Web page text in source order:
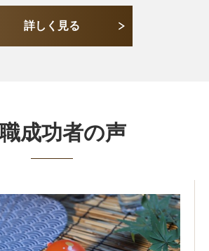
詳しく見る
成功者の声